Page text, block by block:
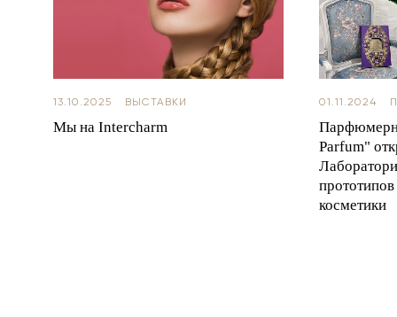
13.10.2025 ВЫСТАВКИ
Мы на Intercharm
01.11.2024
Parfum"
косметики